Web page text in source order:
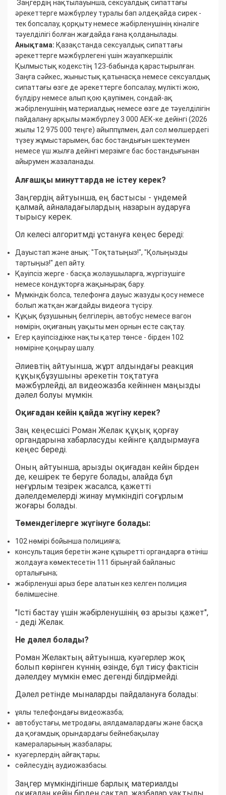
Заңгердің нақтылауынша, сексуалдық сипаттағы
әрекеттерге мәжбүрлеу туралы бап әлдеқайда сирек -
тек бопсалау, қорқыту немесе жәбірленушінің кінәліге
тәуелділігі болған жағдайда ғана қолданылады.
Анықтама: Қазақстанда сексуалдық сипаттағы
әрекеттерге мәжбүрлегені үшін жауапкершілік
Қылмыстық кодекстің 123-бабында қарастырылған.
Заңға сәйкес, жыныстық қатынасқа немесе сексуалдық
сипаттағы өзге де әрекеттерге бопсалау, мүлікті жою,
бүлдіру немесе алып қою қаупімен, сондай-ақ
жәбірленушінің материалдық немесе өзге де тәуелділігін
пайдалану арқылы мәжбүрлеу 3 000 АЕК-ке дейінгі (2026
жылы 12 975 000 теңге) айыппұлмен, дәл сол мөлшердегі
түзеу жұмыстарымен, бас бостандығын шектеумен
немесе үш жылға дейінгі мерзімге бас бостандығынан
айырумен жазаланады.
Алғашқы минуттарда не істеу керек?
Заңгердің айтуынша, ең бастысы - үндемей
қалмай, айналадағылардың назарын аударуға
тырысу керек.
Ол келесі алгоритмді ұстануға кеңес береді:
Дауыстап және анық: "Тоқтатыңыз!", "Қолыңызды
тартыңыз!" деп айту.
Қауіпсіз жерге - басқа жолаушыларға, жүргізушіге
немесе кондукторға жақынырақ бару.
Мүмкіндік болса, телефонға дауыс жазуды қосу немесе
болып жатқан жағдайды видеоға түсіру.
Құқық бұзушының белгілерін, автобус немесе вагон
нөмірін, оқиғаның уақыты мен орнын есте сақтау.
Егер қауіпсіздікке нақты қатер төнсе - бірден 102
нөміріне қоңырау шалу.
Әлиевтің айтуынша, жұрт алдындағы реакция
құқықбұзушыны әрекетін тоқтатуға
мәжбүрлейді, ал видеожазба кейіннен маңызды
дәлел болуы мүмкін.
Оқиғадан кейін қайда жүгіну керек?
Заң кеңесшісі Роман Желак құқық қорғау
органдарына хабарласуды кейінге қалдырмауға
кеңес береді.
Оның айтуынша, арызды оқиғадан кейін бірден
де, кешірек те беруге болады, алайда бұл
неғұрлым тезірек жасалса, қажетті
дәлелдемелерді жинау мүмкіндігі соғұрлым
жоғары болады.
Төмендегілерге жүгінуге болады:
102 нөмірі бойынша полицияға;
консультация беретін және құзыретті органдарға өтініш
жолдауға көмектесетін 111 бірыңғай байланыс
орталығына;
жәбірленуші арыз бере алатын кез келген полиция
бөлімшесіне.
"Істі бастау үшін жәбірленушінің өз арызы қажет",
- деді Желак.
Не дәлел болады?
Роман Желактың айтуынша, куәгерлер жоқ
болып көрінген күннің өзінде, бұл тиісу фактісін
дәлелдеу мүмкін емес дегенді білдірмейді.
Дәлел ретінде мыналарды пайдалануға болады:
ұялы телефондағы видеожазба;
автобустағы, метродағы, аялдамалардағы және басқа
да қоғамдық орындардағы бейнебақылау
камераларының жазбалары;
куәгерлердің айғақтары;
сөйлесудің аудиожазбасы.
Заңгер мүмкіндігінше барлық материалды